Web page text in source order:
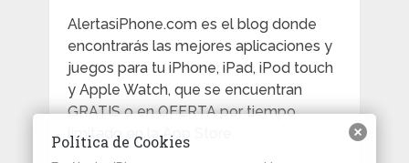
AlertasiPhone.com es el blog donde
encontrarás las mejores aplicaciones y
juegos para tu iPhone, iPad, iPod touch
y Apple Watch, que se encuentran
GRATIS o en OFERTA por tiempo
limitado en la App Store.
Política de Cookies